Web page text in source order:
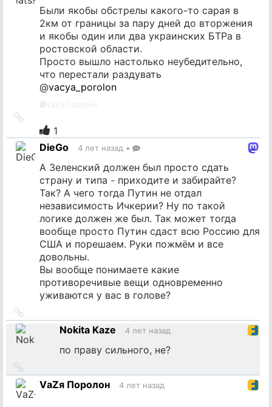
Были якобы обстрелы какого-то сарая в
2км от границы за пару дней до вторжения
и якобы один или два украинских БТРа в
ростовской области.
Просто вышло настолько неубедительно,
что перестали раздувать
@vacya_porolon
@
источник
1
DieGo
4 лет назад •
А Зеленский должен был просто сдать
страну и типа - приходите и забирайте?
Так? А чего тогда Путин не отдал
независимость Ичкерии? Ну по такой
логике должен же был. Так может тогда
вообще просто Путин сдаст всю Россию для
США и порешаем. Руки пожмём и все
довольны.
Вы вообще понимаете какие
противоречивые вещи одновременно
уживаются у вас в голове?
на
источникNokita Kaze 4 лет назад
по праву сильного, не?
на
источник
VаZя Поролон 4 лет назад